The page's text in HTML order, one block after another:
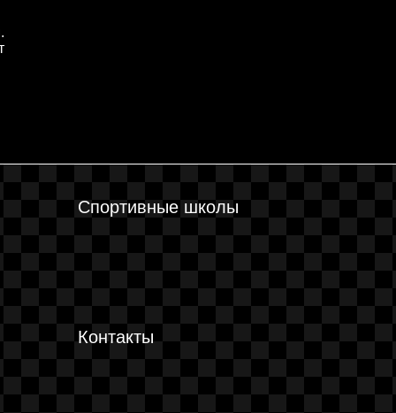
Спортивные школы
Контакты